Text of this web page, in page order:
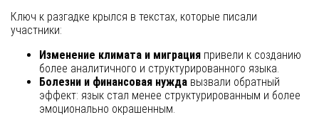
Ключ к разгадке крылся в текстах, которые писали
участники:
Изменение климата и миграция привели к созданию
более аналитичного и структурированного языка.
Болезни и финансовая нужда вызвали обратный
эффект: язык стал менее структурированным и более
эмоционально окрашенным.